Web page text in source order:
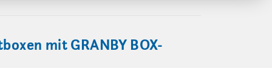
mit GRANBY BOX-